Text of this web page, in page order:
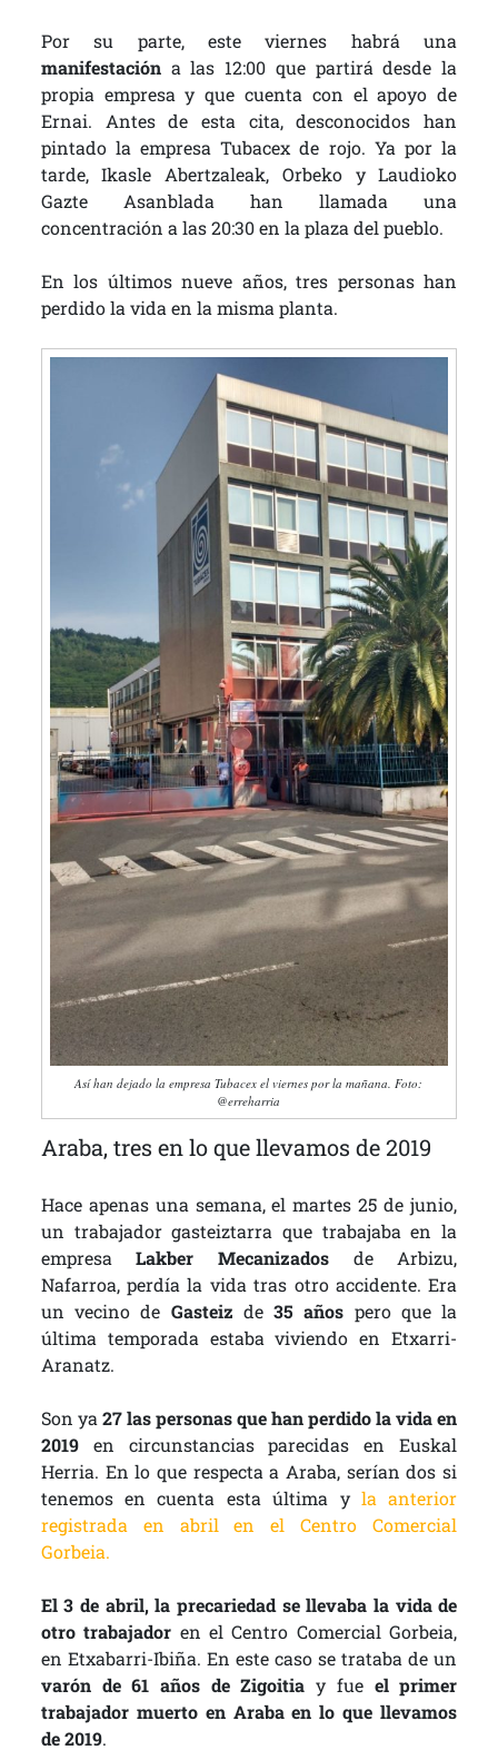
Por su parte, este viernes habrá una
manifestacióna las 12:00 que partirá desde la
propia empresa y que cuenta con el apoyo de
Ernai. Antes de esta cita, desconocidos han
pintado la empresa Tubacex de rojo. Ya por la
tarde, Ikasle Abertzaleak, Orbeko y Laudioko
Gazte Asanblada han llamada una
concentración a las 20:30 en la plaza del pueblo.
En los últimos nueve años, tres personas han
perdido la vida en la misma planta.
Así han dejado la empresa Tubacex el viernes por la mañana. Foto:
@erreharria
Araba, tres en lo que llevamos de 2019
Hace apenas una semana, el martes 25 de junio,
un trabajador gasteiztarra que trabajaba en la
empresaLakber Mecanizados de Arbizu,
Nafarroa, perdía la vida tras otro accidente. Era
un vecino de Gasteiz de35 años pero que la
última temporada estaba viviendo en Etxarri-
Aranatz.
Son ya 27 las personas que han perdido la vida en
2019en circunstancias parecidas en Euskal
Herria. En lo que respecta a Araba, serían dos si
tenemos en cuenta esta última y la anterior
registrada en abril en el Centro Comercial
Gorbeia.
El 3 de abril, la precariedad se llevaba la vida de
otro trabajador en el Centro Comercial Gorbeia,
en Etxabarri-Ibiña. En este caso se trataba de un
varón de 61 años de Zigoitia y fue el primer
trabajador muerto en Araba en lo que llevamos
de 2019.